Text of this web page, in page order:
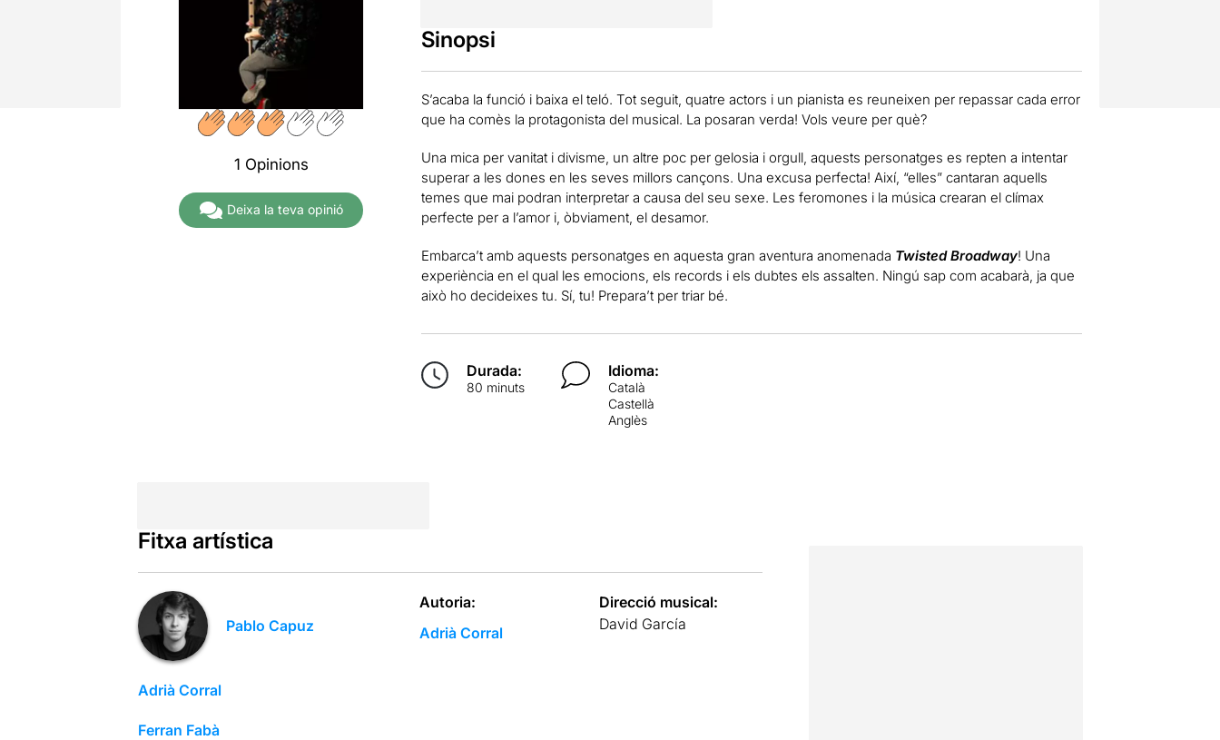
1 Opinions
Deixa la teva opinió
Sinopsi
S’acaba la funció i baixa el teló. Tot seguit, quatre actors i un pianista es reuneixen per repassar cada error
que ha comès la protagonista del musical. La posaran verda! Vols veure per què?
Una mica per vanitat i divisme, un altre poc per gelosia i orgull, aquests personatges es repten a intentar
superar a les dones en les seves millors cançons. Una excusa perfecta! Així, “elles” cantaran aquells
temes que mai podran interpretar a causa del seu sexe. Les feromones i la música crearan el clímax
perfecte per a l’amor i, òbviament, el desamor.
Embarca’t amb aquests personatges en aquesta gran aventura anomenada Twisted Broadway! Una
experiència en el qual les emocions, els records i els dubtes els assalten. Ningú sap com acabarà, ja que
això ho decideixes tu. Sí, tu! Prepara’t per triar bé.
Durada:
80 minuts
Idioma:
Català
Castellà
Anglès
Fitxa artística
Pablo Capuz
Adrià Corral
Ferran Fabà
Autoria:
Adrià Corral
Direcció musical:
David García